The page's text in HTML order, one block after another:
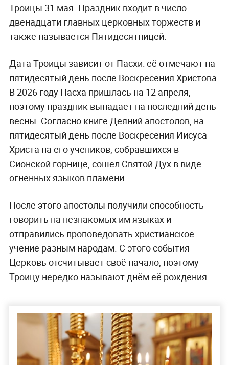
Троицы 31 мая. Праздник входит в число
двенадцати главных церковных торжеств и
также называется Пятидесятницей.
Дата Троицы зависит от Пасхи: её отмечают на
пятидесятый день после Воскресения Христова.
В 2026 году Пасха пришлась на 12 апреля,
поэтому праздник выпадает на последний день
весны. Согласно книге Деяний апостолов, на
пятидесятый день после Воскресения Иисуса
Христа на его учеников, собравшихся в
Сионской горнице, сошёл Святой Дух в виде
огненных языков пламени.
После этого апостолы получили способность
говорить на незнакомых им языках и
отправились проповедовать христианское
учение разным народам. С этого события
Церковь отсчитывает своё начало, поэтому
Троицу нередко называют днём её рождения.